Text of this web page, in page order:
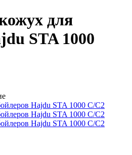
для
STA 1000